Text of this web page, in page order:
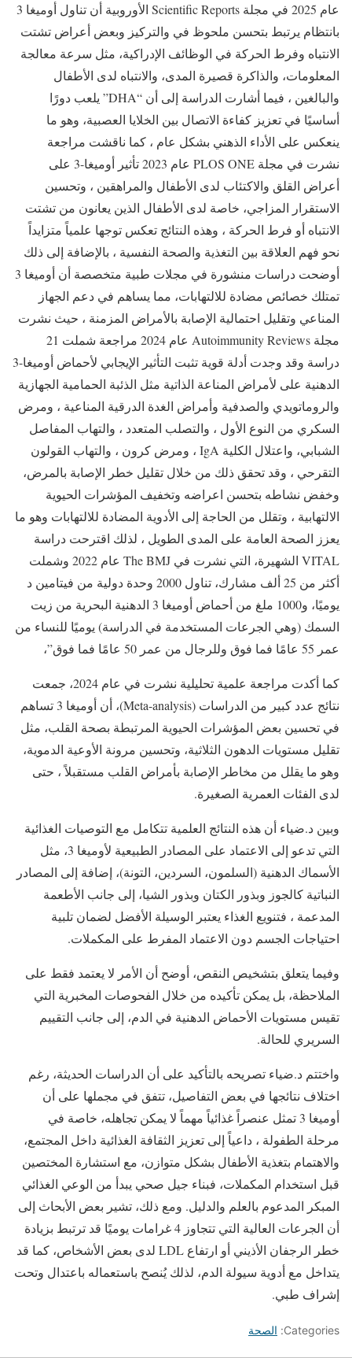
عام 2025 في مجلة Scientific Reports الأوروبية أن تناول أوميغا 3
بانتظام يرتبط بتحسن ملحوظ في والتركيز وبعض أعراض تشتت
الانتباه وفرط الحركة في الوظائف الإدراكية، مثل سرعة معالجة
المعلومات، والذاكرة قصيرة المدى، والانتباه لدى الأطفال
والبالغين ، فيما أشارت الدراسة إلى أن “DHA” يلعب دورًا
أساسيًا في تعزيز كفاءة الاتصال بين الخلايا العصبية، وهو ما
ينعكس على الأداء الذهني بشكل عام ، كما ناقشت مراجعة
نشرت في مجلة PLOS ONE عام 2023 تأثير أوميغا-3 على
أعراض القلق والاكتئاب لدى الأطفال والمراهقين ، وتحسين
الاستقرار المزاجي، خاصة لدى الأطفال الذين يعانون من تشتت
الانتباه أو فرط الحركة ، وهذه النتائج تعكس توجها علمياً متزايداً
نحو فهم العلاقة بين التغذية والصحة النفسية ، بالإضافة إلى ذلك
أوضحت دراسات منشورة في مجلات طبية متخصصة أن أوميغا 3
تمتلك خصائص مضادة للالتهابات، مما يساهم في دعم الجهاز
المناعي وتقليل احتمالية الإصابة بالأمراض المزمنة ، حيث نشرت
مجلة Autoimmunity Reviews عام 2024 مراجعة شملت 21
دراسة وقد وجدت أدلة قوية تثبت التأثير الإيجابي لأحماض أوميغا-3
الدهنية على لأمراض المناعة الذاتية مثل الذئبة الحمامية الجهازية
والروماتويدي والصدفية وأمراض الغدة الدرقية المناعية ، ومرض
السكري من النوع الأول ، والتصلب المتعدد ، والتهاب المفاصل
الشبابي، واعتلال الكلية IgA ، ومرض كرون ، والتهاب القولون
التقرحي ، وقد تحقق ذلك من خلال تقليل خطر الإصابة بالمرض،
وخفض نشاطه بتحسن اعراضه وتخفيف المؤشرات الحيوية
الالتهابية ، وتقلل من الحاجة إلى الأدوية المضادة للالتهابات وهو ما
يعزز الصحة العامة على المدى الطويل ، لذلك اقترحت دراسة
VITAL الشهيرة، التي نشرت في The BMJ عام 2022 وشملت
أكثر من 25 ألف مشارك، تناول 2000 وحدة دولية من فيتامين د
يوميًا، و1000 ملغ من أحماض أوميغا 3 الدهنية البحرية من زيت
السمك (وهي الجرعات المستخدمة في الدراسة) يوميًا للنساء من
عمر 55 عامًا فما فوق وللرجال من عمر 50 عامًا فما فوق”،
كما أكدت مراجعة علمية تحليلية نشرت في عام 2024، جمعت
نتائج عدد كبير من الدراسات (Meta-analysis)، أن أوميغا 3 تساهم
في تحسين بعض المؤشرات الحيوية المرتبطة بصحة القلب، مثل
تقليل مستويات الدهون الثلاثية، وتحسين مرونة الأوعية الدموية،
وهو ما يقلل من مخاطر الإصابة بأمراض القلب مستقبلاً ، حتى
لدى الفئات العمرية الصغيرة.
وبين د.ضياء أن هذه النتائج العلمية تتكامل مع التوصيات الغذائية
التي تدعو إلى الاعتماد على المصادر الطبيعية لأوميغا 3، مثل
الأسماك الدهنية (السلمون، السردين، التونة)، إضافة إلى المصادر
النباتية كالجوز وبذور الكتان وبذور الشيا، إلى جانب الأطعمة
المدعمة ، فتنويع الغذاء يعتبر الوسيلة الأفضل لضمان تلبية
احتياجات الجسم دون الاعتماد المفرط على المكملات.
وفيما يتعلق بتشخيص النقص، أوضح أن الأمر لا يعتمد فقط على
الملاحظة، بل يمكن تأكيده من خلال الفحوصات المخبرية التي
تقيس مستويات الأحماض الدهنية في الدم، إلى جانب التقييم
السريري للحالة.
واختتم د.ضياء تصريحه بالتأكيد على أن الدراسات الحديثة، رغم
اختلاف نتائجها في بعض التفاصيل، تتفق في مجملها على أن
أوميغا 3 تمثل عنصراً غذائياً مهماً لا يمكن تجاهله، خاصة في
مرحلة الطفولة ، داعياً إلى تعزيز الثقافة الغذائية داخل المجتمع،
والاهتمام بتغذية الأطفال بشكل متوازن، مع استشارة المختصين
قبل استخدام المكملات، فبناء جيل صحي يبدأ من الوعي الغذائي
المبكر المدعوم بالعلم والدليل. ومع ذلك، تشير بعض الأبحاث إلى
أن الجرعات العالية التي تتجاوز 4 غرامات يوميًا قد ترتبط بزيادة
خطر الرجفان الأذيني أو ارتفاع LDL لدى بعض الأشخاص، كما قد
يتداخل مع أدوية سيولة الدم، لذلك يُنصح باستعماله باعتدال وتحت
إشراف طبي.
Categories: الصحة